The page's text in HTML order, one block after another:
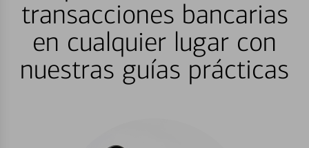
transacciones bancarias
en cualquier lugar con
nuestras guías prácticas